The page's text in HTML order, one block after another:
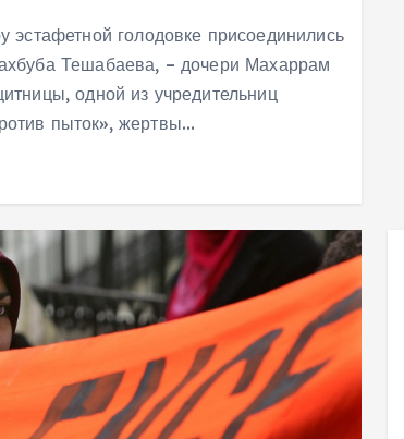
голодовке присоединились
Тешабаева, – дочери Махаррам
одной из учредительниц
пыток», жертвы…